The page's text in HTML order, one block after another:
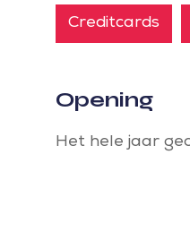
Creditcards
Opening
Het hele jaar